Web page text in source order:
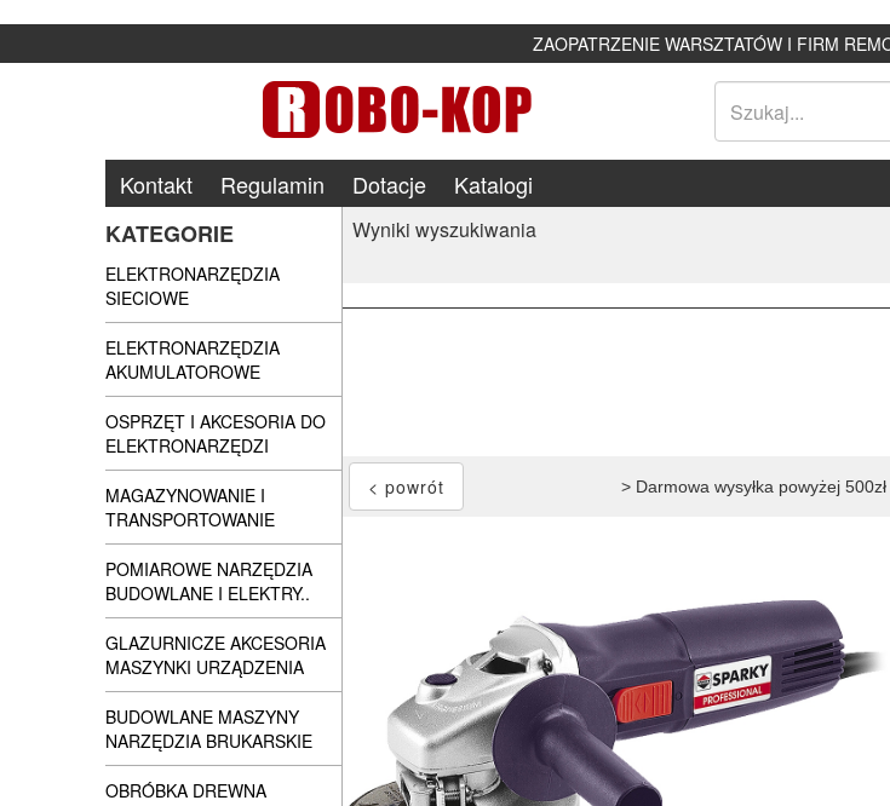
ZAOPATRZENIE WARSZTATÓW I FIRM
Kontakt Regulamin Dotacje Katalogi
KATEGORIE
ELEKTRONARZĘDZIA
SIECIOWE
ELEKTRONARZĘDZIA
AKUMULATOROWE
OSPRZĘT I AKCESORIA DO
ELEKTRONARZĘDZI
MAGAZYNOWANIE I
TRANSPORTOWANIE
POMIAROWE NARZĘDZIA
BUDOWLANE I ELEKTRY..
GLAZURNICZE AKCESORIA
MASZYNKI URZĄDZENIA
BUDOWLANE MASZYNY
NARZĘDZIA BRUKARSKIE
OBRÓBKA DREWNA
Wyniki wyszukiwania
> Darmowa wysyłka powyżej 500zł